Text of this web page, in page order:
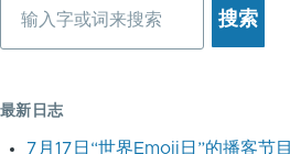
最新日志
7月17日“世界Emoji日”的播客节目